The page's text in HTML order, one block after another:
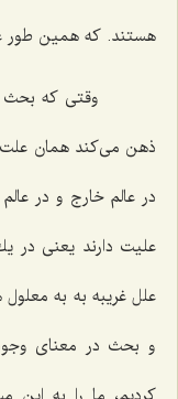
هستند. كه همین طور
وقتى كه بحث
ذهن مى‌كند همان علت
در عالم خارج و در
علیت دارند یعنى در
علل غریبه به به
و بحث در معناى